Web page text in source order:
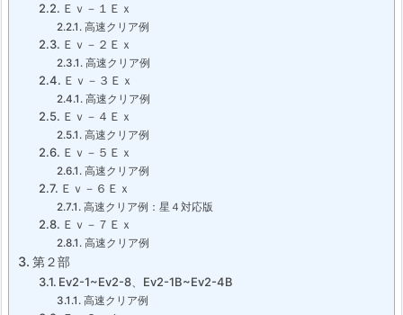
Ｅｖ－１Ｅｘ
高速クリア例
Ｅｖ－２Ｅｘ
高速クリア例
Ｅｖ－３Ｅｘ
高速クリア例
Ｅｖ－４Ｅｘ
高速クリア例
Ｅｖ－５Ｅｘ
高速クリア例
Ｅｖ－６Ｅｘ
高速クリア例：星４対応版
Ｅｖ－７Ｅｘ
高速クリア例
第２部
Ev2-1~Ev2-8、Ev2-1B~Ev2-4B
高速クリア例